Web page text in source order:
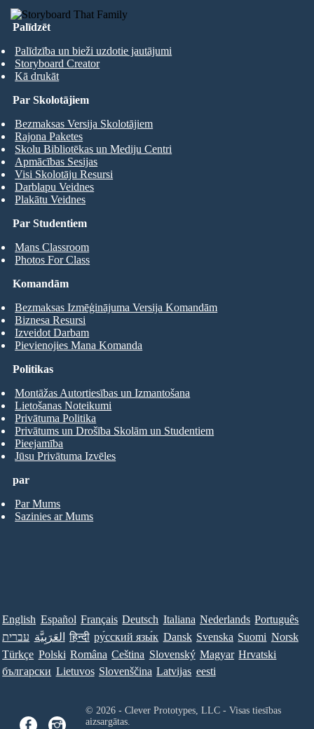
Palīdzēt
Palīdzība un bieži uzdotie jautājumi
Storyboard Creator
Kā drukāt
Par Studentiem
Mans Classroom
Photos For Class
Par Skolotājiem
Bezmaksas Versija Skolotājiem
Rajona Paketes
Skolu Bibliotēkas un Mediju Centri
Apmācības Sesijas
Visi Skolotāju Resursi
Darblapu Veidnes
Plakātu Veidnes
Komandām
Bezmaksas Izmēģinājuma Versija Komandām
Biznesa Resursi
Izveidot Darbam
Pievienojies Mana Komanda
par
Par Mums
Sazinies ar Mums
Politikas
Montāžas Autortiesības un Izmantošana
Lietošanas Noteikumi
Privātuma Politika
Privātums un Drošība Skolām un Studentiem
Pieejamība
Jūsu Privātuma Izvēles
English Español Français Deutsch Italiana Nederlands Português
עברית العَرَبِيَّة हिन्दी ру́сский язы́к Dansk Svenska Suomi Norsk
Türkçe Polski Româna Ceština Slovenský Magyar Hrvatski
български Lietuvos Slovenščina Latvijas eesti
© 2026 - Clever Prototypes, LLC - Visas tiesības
aizsargātas.